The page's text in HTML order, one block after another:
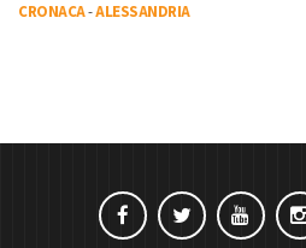
CRONACA-ALESSANDRIA